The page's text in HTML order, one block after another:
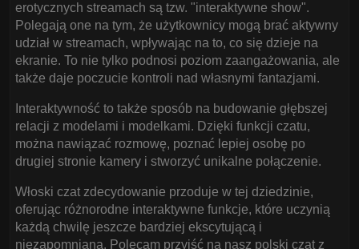
erotycznych streamach są tzw. "interaktywne show".
Polegają one na tym, że użytkownicy mogą brać aktywny
udział w streamach, wpływając na to, co się dzieje na
ekranie. To nie tylko podnosi poziom zaangażowania, ale
także daje poczucie kontroli nad własnymi fantazjami.
Interaktywność to także sposób na budowanie głębszej
relacji z modelami i modelkami. Dzięki funkcji czatu,
można nawiązać rozmowę, poznać lepiej osobę po
drugiej stronie kamery i stworzyć unikalne połączenie.
Włoski czat zdecydowanie przoduje w tej dziedzinie,
oferując różnorodne interaktywne funkcje, które uczynią
każdą chwilę jeszcze bardziej ekscytującą i
niezapomnianą. Polecam przyjść na nasz polski czat z